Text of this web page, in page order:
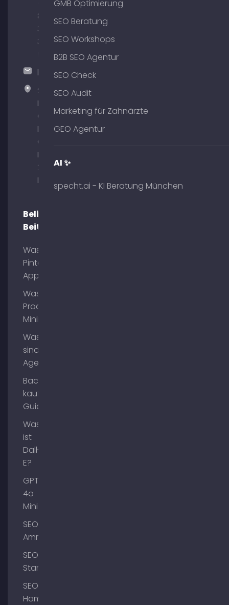
89
380
375
hallo@timospecht.de
Specht
Marketing
GmbH –
Palais am
Obelisk
Briennerstr.
29 80333
München
Beliebte
Beiträge
Was ist
Pinterest
App?
Was ist
Process
Mining?
Was
sind AI
Agents?
Backlinks
kaufen
Guide
Was
ist
Dall-
E?
GPT-
4o
Mini
SEO
Ammersee
SEO
Starnberg
SEO
Hamburg
GMB Optimierung
SEO Beratung
SEO Workshops
B2B SEO Agentur
SEO Check
SEO Audit
Marketing für Zahnärzte
GEO Agentur
AI ✨
specht.ai - KI Beratung München